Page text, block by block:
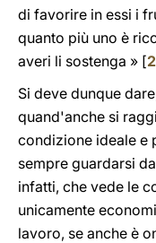
di favorire in essi i
quanto più uno è
averi li sostenga » [2
Si deve dunque
quand'anche si
condizione ideale e
sempre guardarsi
infatti, che vede le
unicamente
lavoro, se anche è